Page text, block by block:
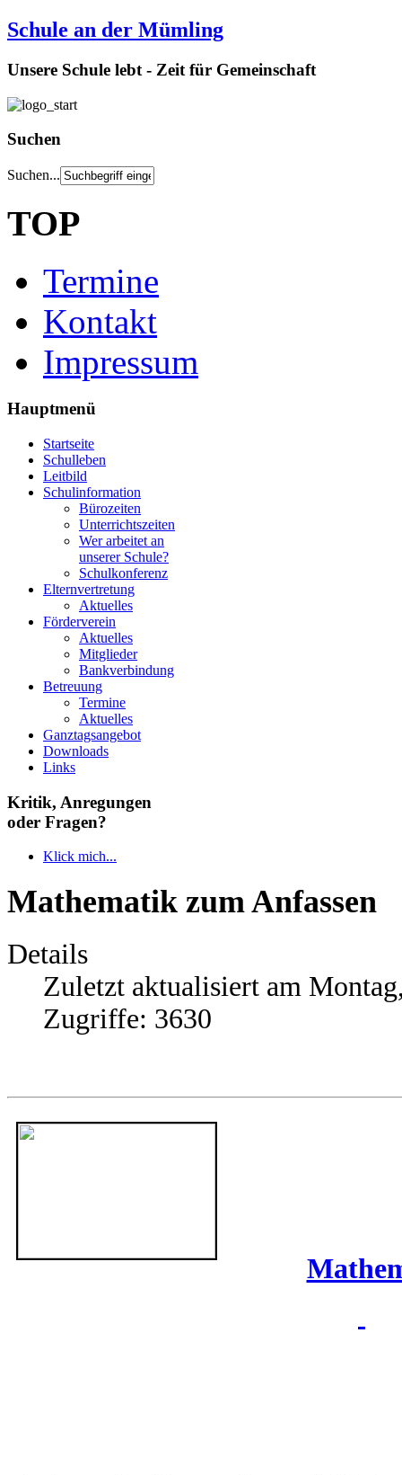
Schule an der Mümling
Unsere Schule lebt - Zeit für Gemeinschaft
Suchen
Suchen...
TOP
Termine
Kontakt
Impressum
Hauptmenü
Startseite
Schulleben
Leitbild
Schulinformation
Bürozeiten
Unterrichtszeiten
Wer arbeitet an
unserer Schule?
Schulkonferenz
Elternvertretung
Aktuelles
Förderverein
Aktuelles
Mitglieder
Bankverbindung
Betreuung
Termine
Aktuelles
Ganztagsangebot
Downloads
Links
Kritik, Anregungen
oder Fragen?
Klick mich...
Mathematik zum Anfassen
Details
Zuletzt aktualisiert am
Zugriffe: 3630